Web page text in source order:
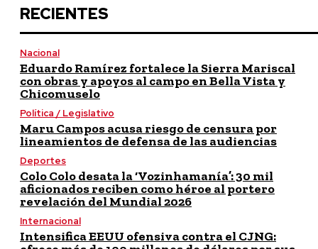
RECIENTES
Nacional
Eduardo Ramírez fortalece la Sierra Mariscal
con obras y apoyos al campo en Bella Vista y
Chicomuselo
Política / Legislativo
Maru Campos acusa riesgo de censura por
lineamientos de defensa de las audiencias
Deportes
Colo Colo desata la ‘Vozinhamanía’: 30 mil
aficionados reciben como héroe al portero
revelación del Mundial 2026
Internacional
Intensifica EEUU ofensiva contra el CJNG: